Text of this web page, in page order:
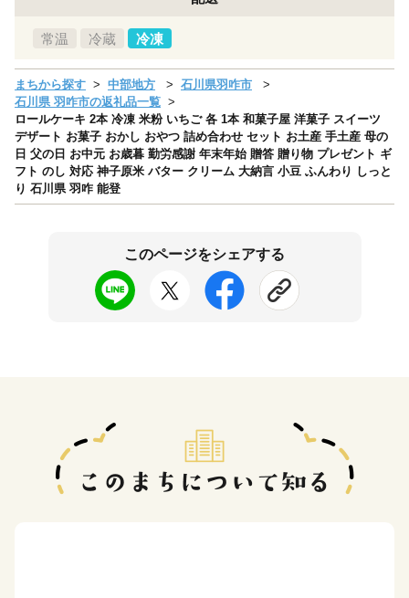
常温 冷蔵 冷凍
まちから探す 中部地方
石川県羽咋市
石川県 羽咋市の返礼品一覧
ロールケーキ 2本 冷凍 米粉 いちご 各 1本 和菓子屋 洋菓子 スイーツ
デザート お菓子 おかし おやつ 詰め合わせ セット お土産 手土産 母の
日 父の日 お中元 お歳暮 勤労感謝 年末年始 贈答 贈り物 プレゼント ギ
フト のし 対応 神子原米 バター クリーム 大納言 小豆 ふんわり しっと
り 石川県 羽咋 能登
このページをシェアする